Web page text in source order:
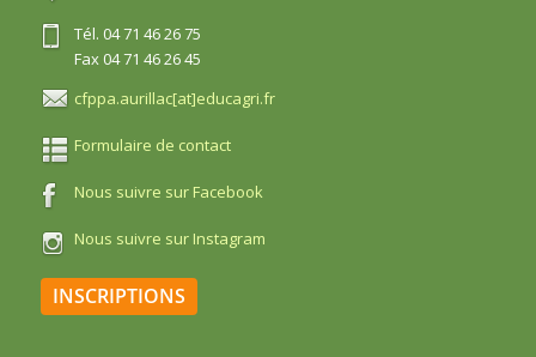
Tél. 04 71 46 26 75
Fax 04 71 46 26 45
cfppa.aurillac[at]educagri.fr
Formulaire de contact
Nous suivre sur Facebook
Nous suivre sur Instagram
INSCRIPTIONS